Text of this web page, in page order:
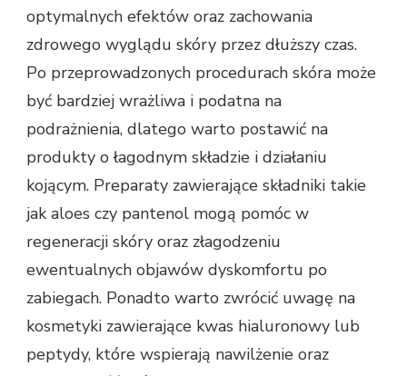
optymalnych efektów oraz zachowania
zdrowego wyglądu skóry przez dłuższy czas.
Po przeprowadzonych procedurach skóra może
być bardziej wrażliwa i podatna na
podrażnienia, dlatego warto postawić na
produkty o łagodnym składzie i działaniu
kojącym. Preparaty zawierające składniki takie
jak aloes czy pantenol mogą pomóc w
regeneracji skóry oraz złagodzeniu
ewentualnych objawów dyskomfortu po
zabiegach. Ponadto warto zwrócić uwagę na
kosmetyki zawierające kwas hialuronowy lub
peptydy, które wspierają nawilżenie oraz